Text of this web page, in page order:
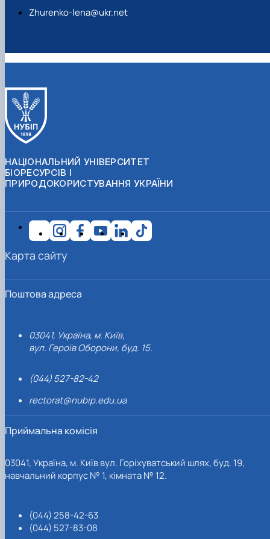
Zhurenko-lena@ukr.net
НАЦІОНАЛЬНИЙ УНІВЕРСИТЕТ
БІОРЕСУРСІВ І
ПРИРОДОКОРИСТУВАННЯ УКРАЇНИ
Поштова адреса
03041, Україна, м. Київ,
вул. Героїв Оборони, буд. 15.
(044) 527-82-42
rectorat@nubip.edu.ua
Приймальна комісія
03041, Україна, м. Київ вул. Горіхуватський шлях, буд. 19,
навчальний корпус № 1, кімната № 12.
(044) 258-42-63
(044) 527-83-08
Карта сайту